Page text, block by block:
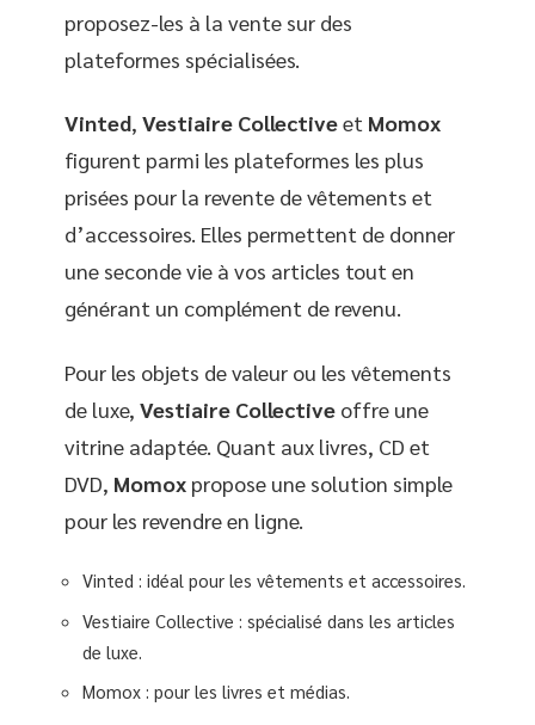
proposez-les à la vente sur des
plateformes spécialisées.
Vinted, Vestiaire Collectiveet Momox
figurent parmi les plateformes les plus
prisées pour la revente de vêtements et
d’accessoires. Elles permettent de donner
une seconde vie à vos articles tout en
générant un complément de revenu.
Pour les objets de valeur ou les vêtements
de luxe, Vestiaire Collective offre une
vitrine adaptée. Quant aux livres, CD et
DVD, Momox propose une solution simple
pour les revendre en ligne.
Vinted : idéal pour les vêtements et accessoires.
Vestiaire Collective : spécialisé dans les articles
de luxe.
Momox : pour les livres et médias.